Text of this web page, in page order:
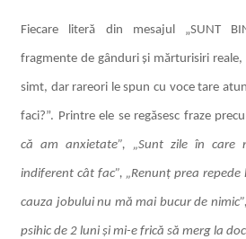
Fiecare literă din mesajul „SUNT
fragmente de gânduri și mărturisiri
simt, dar rareori le spun cu voce tare
faci?”. Printre ele se regăsesc fraze
că am anxietate”, „Sunt zile în care
indiferent cât fac”, „Renunț prea repede
cauza jobului nu mă mai bucur de
psihic de 2 luni și mi-e frică să merg la